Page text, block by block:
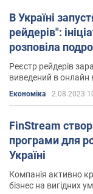
В Україні
рейдерів":
розповіла
Реєстр рейдерів
виведений в онлайн
Економіка 2.08.2023
FinStream
програми для
Україні
Компанія активно
бізнес на вигідних